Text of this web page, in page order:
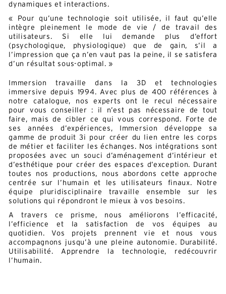
dynamiques et interactions.
« Pour qu’une technologie soit utilisée, il faut qu’elle
intègre pleinement le mode de vie / de travail des
utilisateurs. Si elle lui demande plus d’effort
(psychologique, physiologique) que de gain, s’il a
l’impression que ça n’en vaut pas la peine, il se satisfera
d’un résultat sous-optimal. »
Immersion travaille dans la 3D et technologies
immersive depuis 1994. Avec plus de 400 références à
notre catalogue, nos experts ont le recul nécessaire
pour vous conseiller : il n’est pas nécessaire de tout
faire, mais de cibler ce qui vous correspond. Forte de
ses années d’expériences, Immersion développe sa
gamme de produit 3i pour créer du lien entre les corps
de métier et faciliter les échanges. Nos intégrations sont
proposées avec un souci d’aménagement d’intérieur et
d’esthétique pour créer des espaces d’exception. Durant
toutes nos productions, nous abordons cette approche
centrée sur l’humain et les utilisateurs finaux. Notre
équipe pluridisciplinaire travaille ensemble sur les
solutions qui répondront le mieux à vos besoins.
A travers ce prisme, nous améliorons l’efficacité,
l’efficience et la satisfaction de vos équipes au
quotidien. Vos projets prennent vie et nous vous
accompagnons jusqu’à une pleine autonomie. Durabilité.
Utilisabilité. Apprendre la technologie, redécouvrir
l’humain.